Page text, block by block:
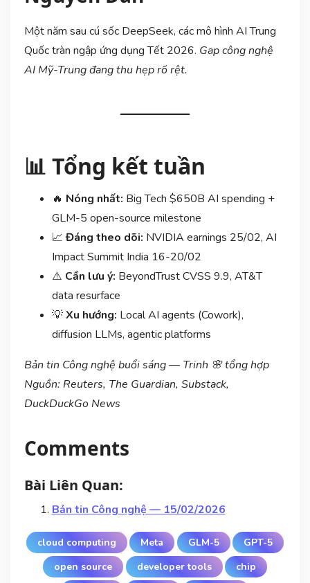
Một năm sau cú sốc DeepSeek, các mô hình AI Trung
Quốc tràn ngập ứng dụng Tết 2026. Gap công nghệ
AI Mỹ-Trung đang thu hẹp rõ rệt.
📊 Tổng kết tuần
🔥 Nóng nhất: Big Tech $650B AI spending +
GLM-5 open-source milestone
📈Đáng theo dõi: NVIDIA earnings 25/02, AI
Impact Summit India 16-20/02
⚠️ Cần lưu ý: BeyondTrust CVSS 9.9, AT&T
data resurface
💡Xu hướng: Local AI agents (Cowork),
diffusion LLMs, agentic platforms
Bản tin Công nghệ buổi sáng — Trinh 🌸 tổng hợp
Nguồn: Reuters, The Guardian, Substack,
DuckDuckGo News
Comments
Bài Liên Quan:
Bản tin Công nghệ — 15/02/2026
cloud computing Meta GLM-5
GPT-5
open source
developer tools
chip